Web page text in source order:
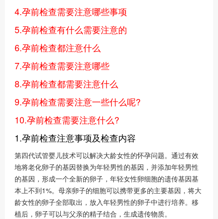
4.孕前检查需要注意哪些事项
5.孕前检查有什么需要注意的
6.孕前检查都注意什么
7.孕前检查需要注意哪些
8.孕前检查都需要注意什么
9.孕前检查需要注意一些什么呢?
10.孕前检查需要注意什么?
1.孕前检查注意事项及检查内容
第四代试管婴儿技术可以解决大龄女性的怀孕问题。通过有效
地将老化卵子的基因替换为年轻男性的基因，并添加年轻男性
的基因，形成一个全新的卵子，年轻女性卵细胞的遗传基因基
本上不到1%。母亲卵子的细胞可以携带更多的主要基因，将大
龄女性的卵子全部取出，放入年轻男性的卵子中进行培养。移
植后，卵子可以与父亲的精子结合，生成遗传物质。